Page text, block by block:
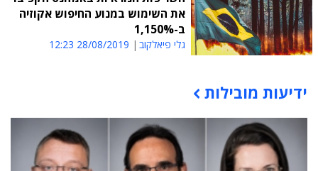
את השימוש במנוע החיפוש אקוזיה
ב-1,150%
גלי פיאלקוב 28/08/2019 12:23
תוכן פרסומי
ידיעות מובילות